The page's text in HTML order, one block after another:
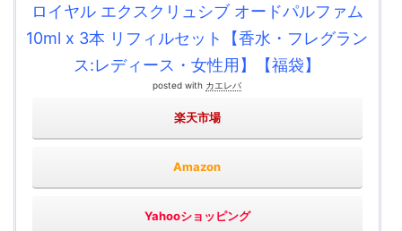
ロイヤル エクスクリュシブ オードパルファム
10ml x 3本 リフィルセット【香水・フレグラン
ス:レディース・女性用】【福袋】
posted with カエレバ
楽天市場
Amazon
Yahooショッピング